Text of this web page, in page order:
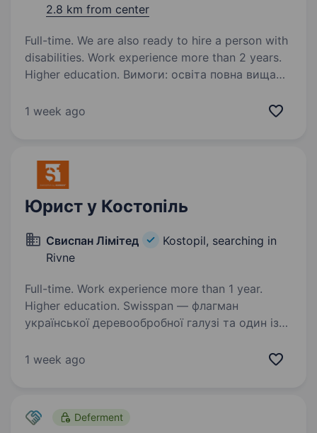
2.8 km from center
Full-time. We are also ready to hire a person with
disabilities. Work experience more than 2 years.
Higher education. Вимоги: освіта повна вища
п’ятиденний робочий тиждень з 8.00 до 17.00,
Підготовка договорів,…
1 week ago
Юрист у Костопіль
Свиспан Лімітед
Kostopil, searching in
Rivne
Full-time. Work experience more than 1 year.
Higher education. Swisspan — флагман
української деревообробної галузі та один із
Працюємо на ринку з 2003 року. Наш
1 week ago
Deferment